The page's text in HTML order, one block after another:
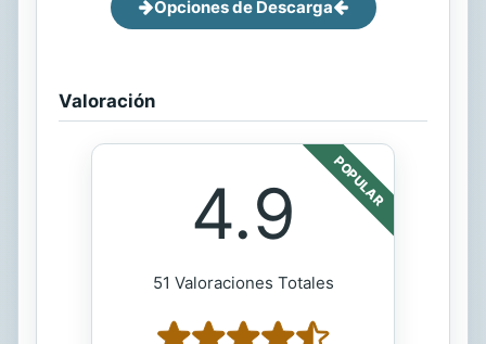
Opciones de Descarga
Valoración
POPULAR
4.9
51 Valoraciones Totales